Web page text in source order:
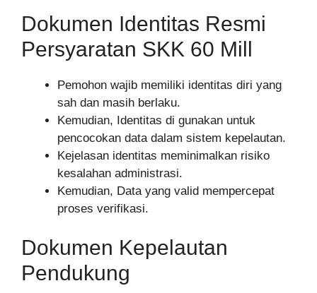
Dokumen Identitas Resmi
Persyaratan SKK 60 Mill
Pemohon wajib memiliki identitas diri yang
sah dan masih berlaku.
Kemudian, Identitas di gunakan untuk
pencocokan data dalam sistem kepelautan.
Kejelasan identitas meminimalkan risiko
kesalahan administrasi.
Kemudian, Data yang valid mempercepat
proses verifikasi.
Dokumen Kepelautan
Pendukung